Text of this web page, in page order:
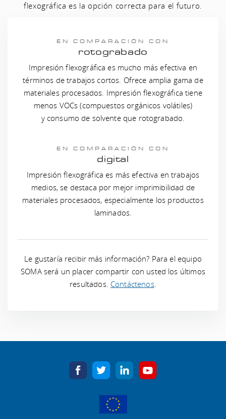
flexográfica es la opción correcta para el futuro.
EN COMPARACIÓN CON
rotograbado
Impresión flexográfica es mucho más efectiva en
términos de trabajos cortos. Ofrece amplia gama de
materiales procesados. Impresión flexográfica tiene
menos VOCs (compuestos orgánicos volátiles)
y consumo de solvente que rotograbado.
EN COMPARACIÓN CON
digital
Impresión flexográfica es más efectiva en trabajos
medios, se destaca por mejor imprimibilidad de
materiales procesados, especialmente los productos
laminados.
Le gustaría recibir más información? Para el equipo
SOMA será un placer compartir con usted los últimos
resultados. Contáctenos.
facebook twitter linkedin